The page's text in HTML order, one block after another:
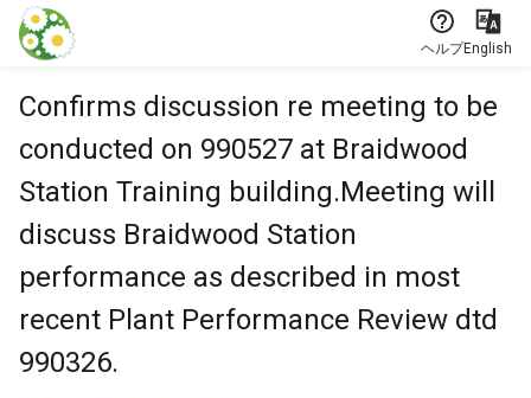
本文に飛ぶ
ヘルプEnglish
Confirms discussion re meeting to be
conducted on 990527 at Braidwood
Station Training building.Meeting will
discuss Braidwood Station
performance as described in most
recent Plant Performance Review dtd
990326.